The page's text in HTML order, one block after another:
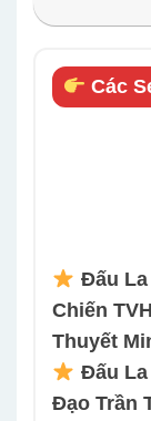
Các
Đấu
Chiến
Thuyết
Đấu
Đạo Trần